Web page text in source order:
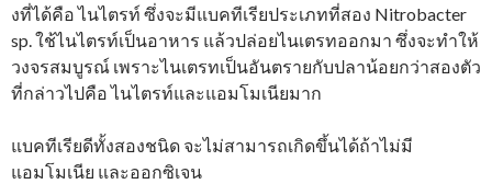
งที่ได้คือ ไนไตรท์ ซึ่งจะมีแบคทีเรียประเภทที่สอง Nitrobacter
sp. ใช้ไนไตรท์เป็นอาหาร แล้วปล่อยไนเตรทออกมา ซึ่งจะทำให้
วงจรสมบูรณ์ เพราะไนเตรทเป็นอันตรายกับปลาน้อยกว่าสองตัว
ที่กล่าวไปคือ ไนไตรท์และแอมโมเนียมาก
แบคทีเรียดีทั้งสองชนิด จะไม่สามารถเกิดขึ้นได้ถ้าไม่มี
แอมโมเนีย และออกซิเจน